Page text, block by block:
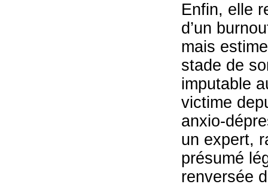
Enfin, elle
d’un
mais
stade de
imputable
victime
anxio-
un expert,
présumé
renversée